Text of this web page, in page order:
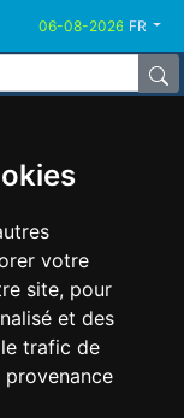
votre
site, pour
et des
trafic de
FR